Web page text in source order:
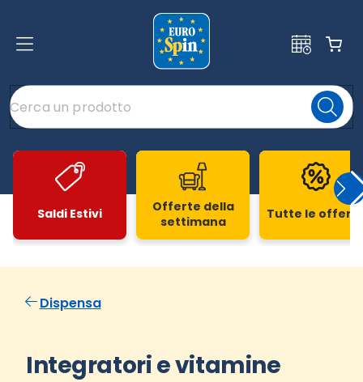
Saldi Estivi
Offerte della
settimana
Tutte le
Dispensa
Integratori e vitamine